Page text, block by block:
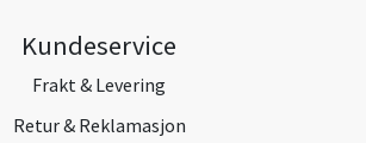
Kundeservice
Frakt & Levering
Retur & Reklamasjon